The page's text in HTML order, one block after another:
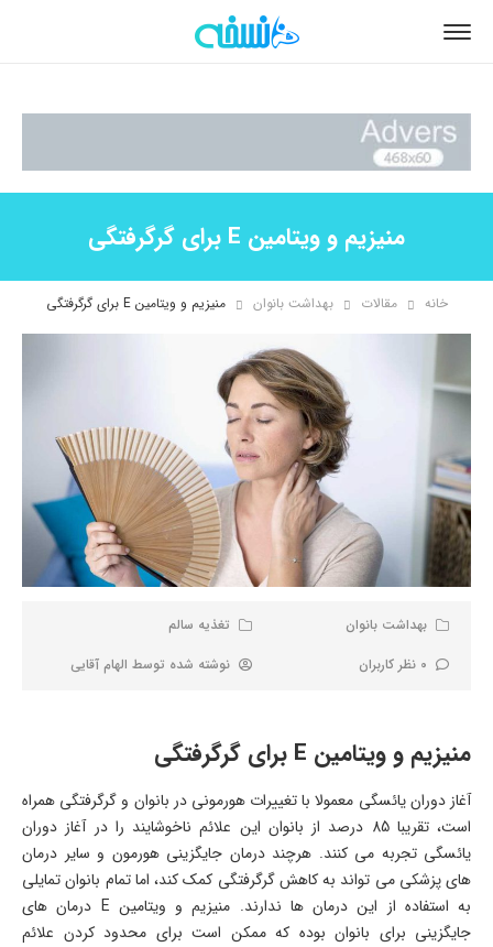
منیزیم و ویتامین E برای گرگرفتگی
خانه مقالات بهداشت بانوان منیزیم و ویتامین E برای گرگرفتگی
بهداشت بانوان
تغذیه سالم
0 نظر کاربران
نوشته شده توسط الهام آقایی
منیزیم و ویتامین E برای گرگرفتگی
آغاز دوران یائسگی معمولا با تغییرات هورمونی در بانوان و گرگرفتگی همراه
است، تقریبا 85 درصد از بانوان این علائم ناخوشایند را در آغاز دوران
یائسگی تجربه می کنند. هرچند درمان جایگزینی هورمون و سایر درمان
های پزشکی می تواند به کاهش گرگرفتگی کمک کند، اما تمام بانوان تمایلی
به استفاده از این درمان ها ندارند. منیزیم و ویتامین E درمان های
جایگزینی برای بانوان بوده که ممکن است برای محدود کردن علائم